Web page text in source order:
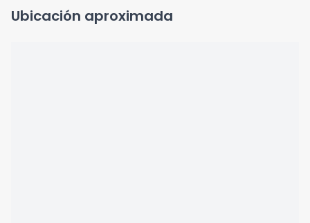
Ubicación aproximada